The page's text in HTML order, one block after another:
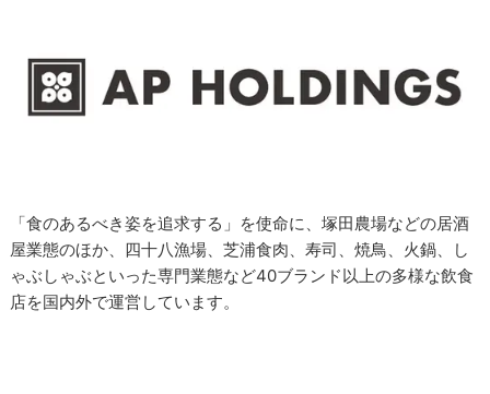
「食のあるべき姿を追求する」を使命に、塚田農場などの居酒
屋業態のほか、四十八漁場、芝浦食肉、寿司、焼鳥、火鍋、し
ゃぶしゃぶといった専門業態など40ブランド以上の多様な飲食
店を国内外で運営しています。